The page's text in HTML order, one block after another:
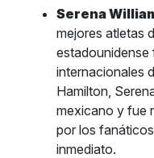
Serena
mejores atletas
estadounidense
internacionales
Hamilton,
mexicano y fue
por los
inmediato.